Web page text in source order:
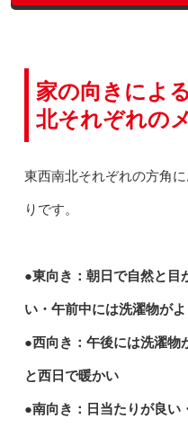
家の向きによ
北それぞれの
東西南北それぞれの方角
りです。
●東向き：朝日で自然と目
い・午前中には洗濯物がよ
●西向き：午後には洗濯物
と西日で暖かい
●南向き：日当たりが良い